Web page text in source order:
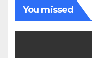
You missed